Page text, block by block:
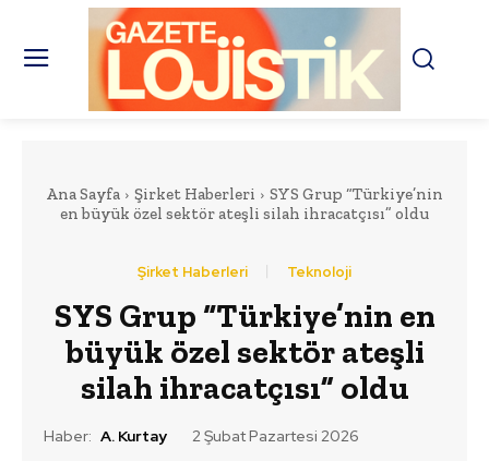
Ana Sayfa Şirket Haberleri
SYS Grup “Türkiye’nin
en büyük özel sektör ateşli silah ihracatçısı” oldu
Şirket Haberleri Teknoloji
SYS Grup “Türkiye’nin en
büyük özel sektör ateşli
silah ihracatçısı” oldu
Haber: A. Kurtay 2 Şubat Pazartesi 2026